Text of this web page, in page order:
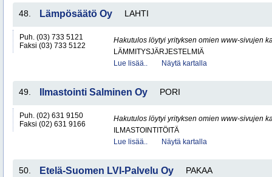
48. Lämpösäätö Oy LAHTI
Puh. (03) 733 5121
Faksi (03) 733 5122
Hakutulos löytyi yrityksen omien www-sivujen
LÄMMITYSJÄRJESTELMIÄ
Lue lisää..
Näytä kartalla
49. Ilmastointi Salminen Oy PORI
Puh. (02) 631 9150
Faksi (02) 631 9166
Hakutulos löytyi yrityksen omien www-sivujen
ILMASTOINTITÖITÄ
Lue lisää..
Näytä kartalla
50. Etelä-Suomen LVI-Palvelu Oy PAKAA